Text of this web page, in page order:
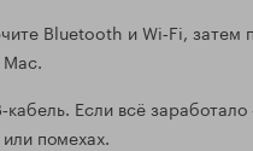
Bluetooth и Wi‑Fi, затем
Если всё
помехах.